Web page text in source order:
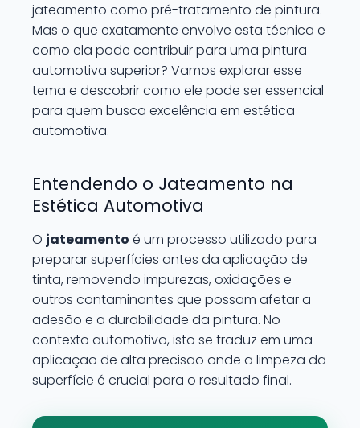
jateamento como pré-tratamento de pintura.
Mas o que exatamente envolve esta técnica e
como ela pode contribuir para uma pintura
automotiva superior? Vamos explorar esse
tema e descobrir como ele pode ser essencial
para quem busca excelência em estética
automotiva.
Entendendo o Jateamento na
Estética Automotiva
O jateamento é um processo utilizado para
preparar superfícies antes da aplicação de
tinta, removendo impurezas, oxidações e
outros contaminantes que possam afetar a
adesão e a durabilidade da pintura. No
contexto automotivo, isto se traduz em uma
aplicação de alta precisão onde a limpeza da
superfície é crucial para o resultado final.